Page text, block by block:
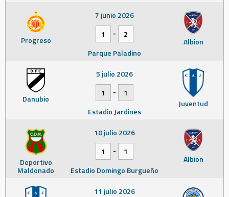
Progreso Albion
7 junio 2026
1
-
2
Parque Paladino
Danubio Juventud
5 julio 2026
1
-
1
Estadio Jardines
Deportivo
Maldonado
Albion
10 julio 2026
1
-
1
Estadio Domingo Burgueño
11 julio 2026